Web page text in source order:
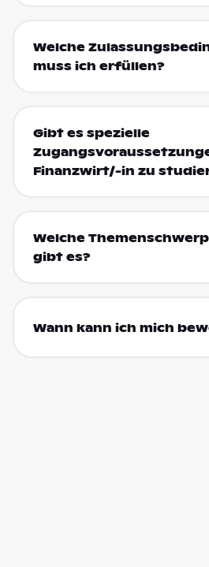
Welche
muss ich erfüllen?
Gibt es spezielle
Finanzwirt/-in zu
Welche
gibt es?
Wann kann ich mich